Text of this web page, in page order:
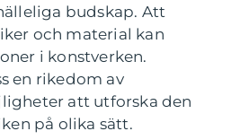
budskap. Att
och material kan
i konstverken.
en rikedom av
att utforska den
på olika sätt.